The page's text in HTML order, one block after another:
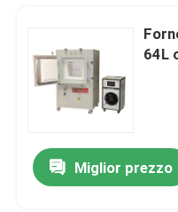
64L
Miglior prezzo